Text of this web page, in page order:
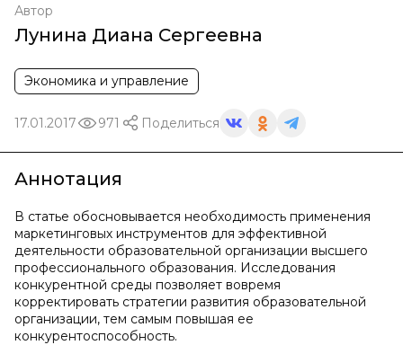
Автор
Лунина Диана Сергеевна
Экономика и управление
17.01.2017 971 Поделиться
Аннотация
В статье обосновывается необходимость применения
маркетинговых инструментов для эффективной
деятельности образовательной организации высшего
профессионального образования. Исследования
конкурентной среды позволяет вовремя
корректировать стратегии развития образовательной
организации, тем самым повышая ее
конкурентоспособность.